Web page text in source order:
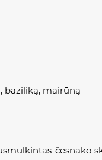
baziliką, mairūną
česnako